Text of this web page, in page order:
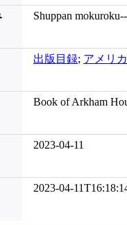
Shuppan
出版目録; アメリ
Book of Arkham
2023-04-11
2023-04-